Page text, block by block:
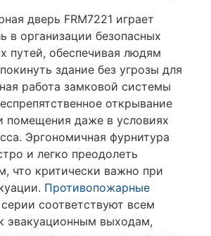
дверь FRM7221 играет
в организации безопасных
путей, обеспечивая людям
здание без угрозы для
работа замковой системы
открывание
помещения даже в условиях
Эргономичная фурнитура
и легко преодолеть
что критически важно при
Противопожарные
соответствуют всем
эвакуационным выходам,